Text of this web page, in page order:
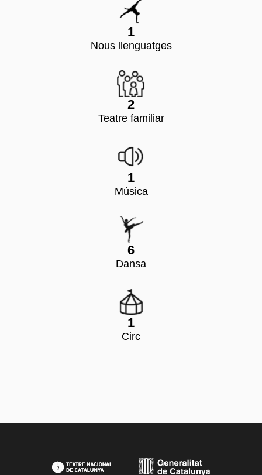
1
Nous llenguatges
2
Teatre familiar
1
Música
6
Dansa
1
Circ